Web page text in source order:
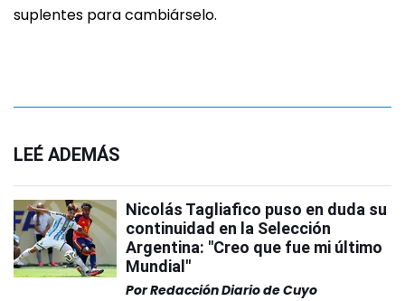
suplentes para cambiárselo.
LEÉ ADEMÁS
Nicolás Tagliafico puso en duda su
continuidad en la Selección
Argentina: "Creo que fue mi último
Mundial"
PorRedacción Diario de Cuyo